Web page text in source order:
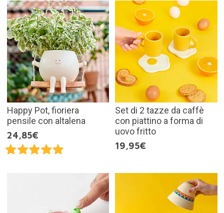
Happy Pot, fioriera
pensile con altalena
24,85€
Set di 2 tazze da caffè
con piattino a forma di
uovo fritto
19,95€